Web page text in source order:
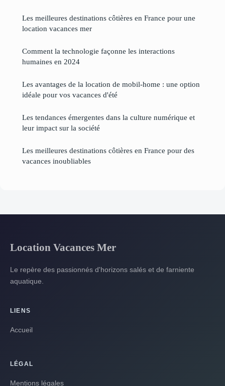
Les meilleures destinations côtières en France pour une
location vacances mer
Comment la technologie façonne les interactions
humaines en 2024
Les avantages de la location de mobil-home : une option
idéale pour vos vacances d'été
Les tendances émergentes dans la culture numérique et
leur impact sur la société
Les meilleures destinations côtières en France pour des
vacances inoubliables
Location Vacances Mer
Le repère des passionnés d'horizons salés et de farniente
aquatique.
LIENS
Accueil
LÉGAL
Mentions légales